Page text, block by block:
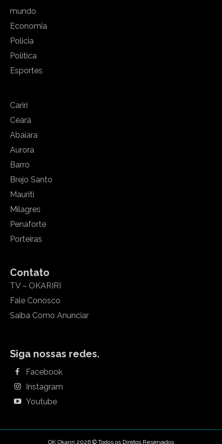
mundo
Economia
Polícia
Política
Esportes
Cariri
Ceará
Abaiara
Aurora
Barro
Brejo Santo
Mauriti
Milagres
Penaforte
Porteiras
Contato
TV – OKARIRI
Fale Conosco
Saiba Como Anunciar
Siga nossas redes.
Facebook
Instagram
Youtube
OK Okariri 2026 © Todos os Diretos Reservados